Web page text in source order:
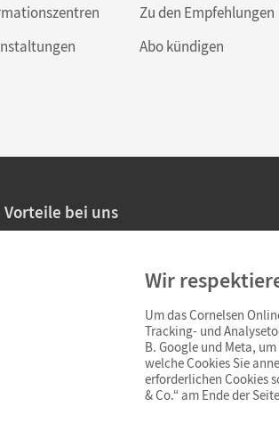
Zu den Empfehlungen
Abo kündigen
Vorteile bei uns
Persönliche Angebote für Lehrkräfte
Sicheres Einkaufen mit SSL-Verschlüsselung
Widerrufsfristvon 4 Wochen
Schnelle und einfache Retourenabwicklung
Wir
Um das Cornelsen
Tracking- und
B. Google und Meta,
welche Cookies Sie
erforderlichen Cookies
& Co.“ am Ende der